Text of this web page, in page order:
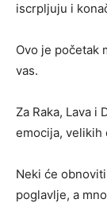
iscrpljuju i
Ovo je početak
vas.
Za Raka, Lava i
emocija, velikih
Neki će
poglavlje, a